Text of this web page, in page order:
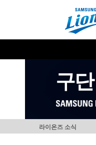
구단
라이온즈 소식